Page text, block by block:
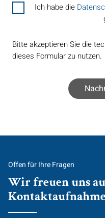
Ich habe die
Bitte akzeptieren Sie die
dieses Formular zu nutzen.
Offen für Ihre Fragen
Wir freuen uns
Kontaktaufnahme